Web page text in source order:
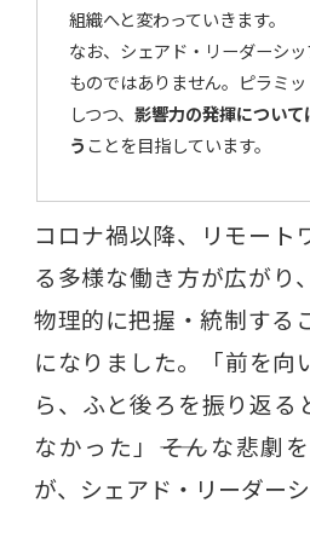
組織へと変わっていきます。
なお、シェアド・リーダーシ
ものではありません。ピラミ
しつつ、 影響力の発揮につい
うことを目指しています。
コロナ禍以降、リモート
る多様な働き方が広がり
物理的に把握・統制する
になりました。「前を向
ら、ふと後ろを振り返る
なかった」――そんな悲劇
が、シェアド・リーダーシ